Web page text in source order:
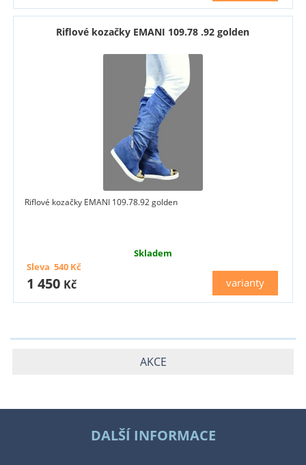
Riflové kozačky EMANI 109.78 .92 golden
Riflové kozačky EMANI 109.78.92 golden
Skladem
varianty
1 450 Kč
Sleva 540 Kč
AKCE
DALŠÍ INFORMACE